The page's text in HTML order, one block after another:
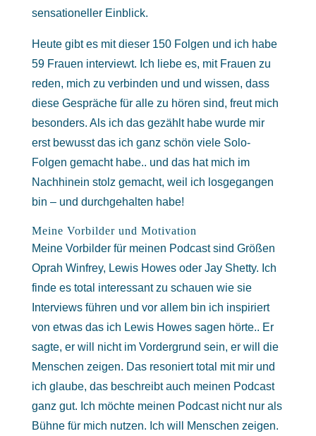
sensationeller Einblick.
Heute gibt es mit dieser 150 Folgen und ich habe
59 Frauen interviewt. Ich liebe es, mit Frauen zu
reden, mich zu verbinden und und wissen, dass
diese Gespräche für alle zu hören sind, freut mich
besonders. Als ich das gezählt habe wurde mir
erst bewusst das ich ganz schön viele Solo-
Folgen gemacht habe.. und das hat mich im
Nachhinein stolz gemacht, weil ich losgegangen
bin – und durchgehalten habe!
Meine Vorbilder und Motivation
Meine Vorbilder für meinen Podcast sind Größen
Oprah Winfrey, Lewis Howes oder Jay Shetty. Ich
finde es total interessant zu schauen wie sie
Interviews führen und vor allem bin ich inspiriert
von etwas das ich Lewis Howes sagen hörte.. Er
sagte, er will nicht im Vordergrund sein, er will die
Menschen zeigen. Das resoniert total mit mir und
ich glaube, das beschreibt auch meinen Podcast
ganz gut. Ich möchte meinen Podcast nicht nur als
Bühne für mich nutzen. Ich will Menschen zeigen.